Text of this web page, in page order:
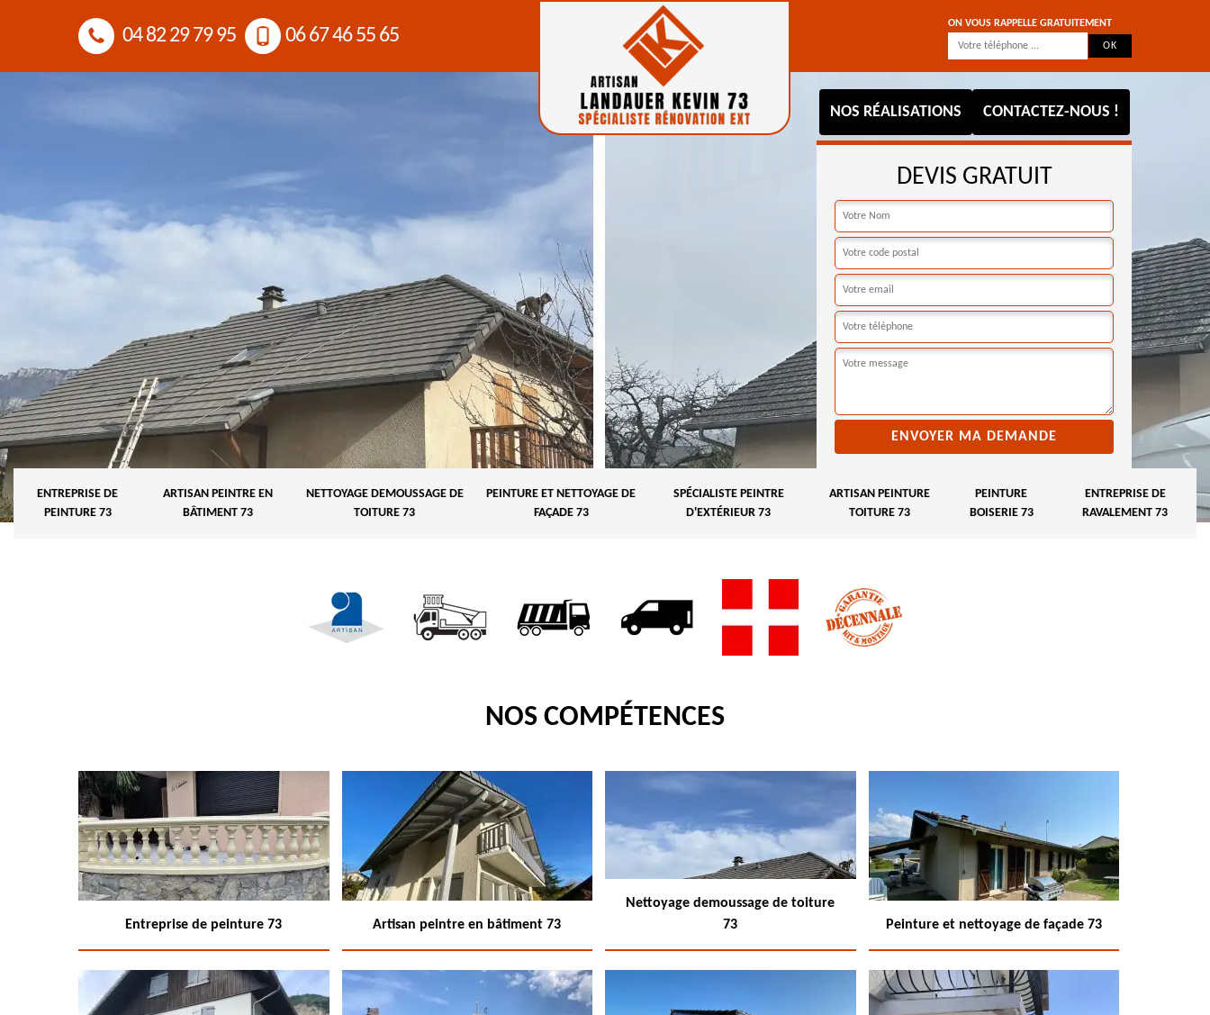
04 82 29 79 95 06 67 46 55 65
ON VOUS RAPPELLE GRATUITEMENT
NOS RÉALISATIONS CONTACTEZ-NOUS !
DEVIS GRATUIT
ENTREPRISE DE
PEINTURE 73
ARTISAN PEINTRE EN
BÂTIMENT 73
NETTOYAGE DEMOUSSAGE DE
TOITURE 73
PEINTURE ET NETTOYAGE DE
FAÇADE 73
SPÉCIALISTE PEINTRE
D'EXTÉRIEUR 73
ARTISAN PEINTURE
TOITURE 73
PEINTURE
BOISERIE 73
ENTREPRISE DE
RAVALEMENT 73
NOS COMPÉTENCES
Entreprise de peinture 73 Artisan peintre en bâtiment 73
Nettoyage demoussage de toiture
73
Peinture et nettoyage de façade 73